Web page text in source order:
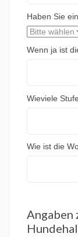
Haben Sie
Wenn ja ist
Wieviele
Wie ist die
Angaben